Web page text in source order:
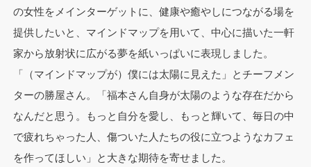
の女性をメインターゲットに、健康や癒やしにつながる場を
提供したいと、マインドマップを用いて、中心に描いた一軒
家から放射状に広がる夢を紙いっぱいに表現しました。
「（マインドマップが）僕には太陽に見えた」とチーフメン
ターの勝屋さん。「福本さん自身が太陽のような存在だから
なんだと思う。もっと自分を愛し、もっと輝いて、毎日の中
で疲れちゃった人、傷ついた人たちの役に立つようなカフェ
を作ってほしい」と大きな期待を寄せました。